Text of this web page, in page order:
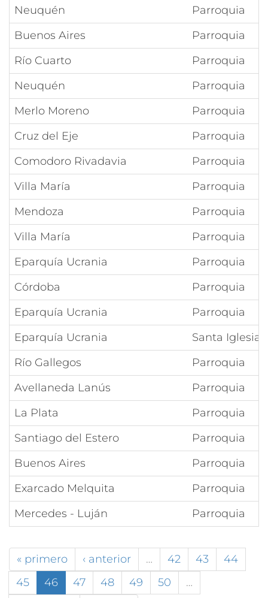
Neuquén
Parroquia
Buenos Aires
Parroquia
Río Cuarto
Parroquia
Neuquén
Parroquia
Merlo Moreno
Parroquia
Cruz del Eje
Parroquia
Comodoro Rivadavia
Parroquia
Villa María
Parroquia
Mendoza
Parroquia
Villa María
Parroquia
Eparquía Ucrania
Parroquia
Córdoba
Parroquia
Eparquía Ucrania
Parroquia
Eparquía Ucrania
Santa Iglesia
Río Gallegos
Parroquia
Avellaneda Lanús
Parroquia
La Plata
Parroquia
Santiago del Estero
Parroquia
Buenos Aires
Parroquia
Exarcado Melquita
Parroquia
Mercedes - Luján
Parroquia
« primero ‹ anterior … 42 43
44
45
46 47 48 49 50
…